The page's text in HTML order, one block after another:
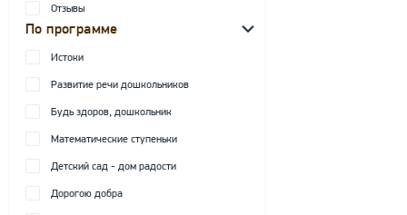
Отзывы
По программе
Истоки
Развитие речи дошкольников
Будь здоров, дошкольник
Математические ступеньки
Детский сад - дом радости
Дорогою добра